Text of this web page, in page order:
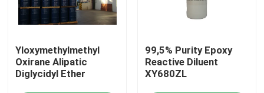
Yloxymethylmethyl
Oxirane Alipatic
Diglycidyl Ether
99,5% Purity Epoxy
Reactive Diluent
XY680ZL